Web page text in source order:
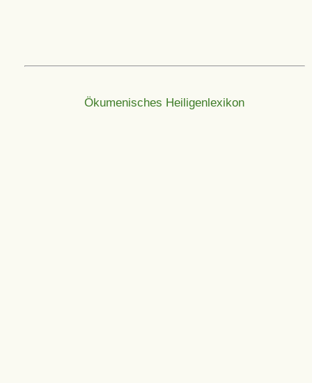
Ökumenisches Heiligenlexikon